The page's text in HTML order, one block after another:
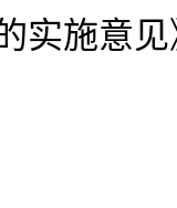
实施意